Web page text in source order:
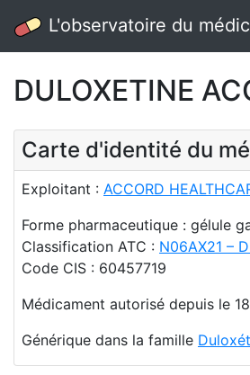
L'observatoire du
DULOXETINE
Carte d'identité du
Exploitant : ACCORD
Forme pharmaceutique : gélule
Classification ATC : N06AX21 –
Code CIS : 60457719
Médicament autorisé depuis le
Générique dans la famille